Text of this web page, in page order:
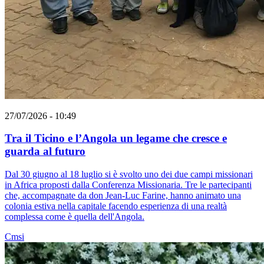
27/07/2026 - 10:49
Tra il Ticino e l’Angola un legame che cresce e
guarda al futuro
Dal 30 giugno al 18 luglio si è svolto uno dei due campi missionari
in Africa proposti dalla Conferenza Missionaria. Tre le partecipanti
che, accompagnate da don Jean-Luc Farine, hanno animato una
colonia estiva nella capitale facendo esperienza di una realtà
complessa come è quella dell'Angola.
Cmsi